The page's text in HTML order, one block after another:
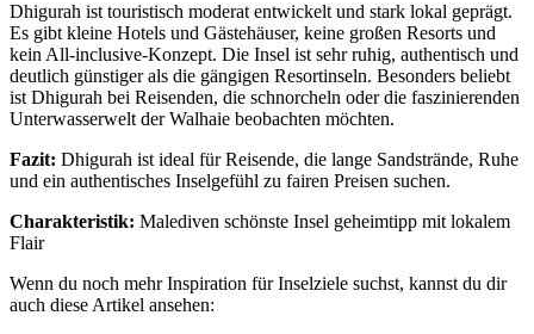
Dhigurah ist touristisch moderat entwickelt und stark lokal geprägt.
Es gibt kleine Hotels und Gästehäuser, keine großen Resorts und
kein All-inclusive-Konzept. Die Insel ist sehr ruhig, authentisch und
deutlich günstiger als die gängigen Resortinseln. Besonders beliebt
ist Dhigurah bei Reisenden, die schnorcheln oder die faszinierenden
Unterwasserwelt der Walhaie beobachten möchten.
Fazit: Dhigurah ist ideal für Reisende, die lange Sandstrände, Ruhe
und ein authentisches Inselgefühl zu fairen Preisen suchen.
Charakteristik: Malediven schönste Insel geheimtipp mit lokalem
Flair
Wenn du noch mehr Inspiration für Inselziele suchst, kannst du dir
auch diese Artikel ansehen: